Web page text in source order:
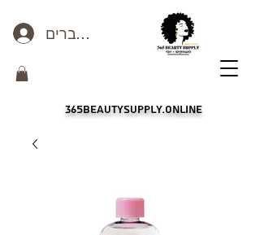
כניסה לחברים
365beautysupply.online